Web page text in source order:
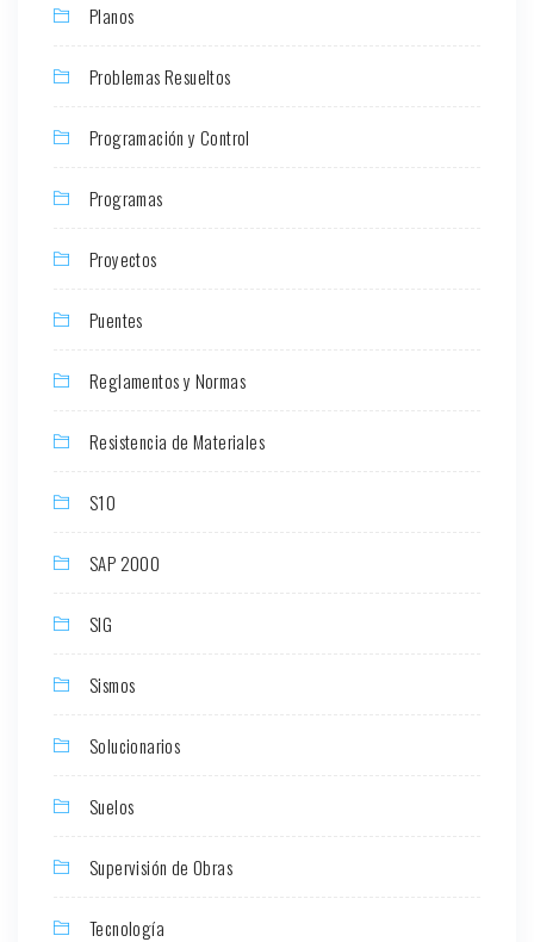
Planos
Problemas Resueltos
Programación y Control
Programas
Proyectos
Puentes
Reglamentos y Normas
Resistencia de Materiales
S10
SAP 2000
SIG
Sismos
Solucionarios
Suelos
Supervisión de Obras
Tecnología